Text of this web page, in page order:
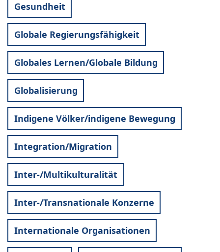
Gesundheit
Globale Regierungsfähigkeit
Globales Lernen/Globale Bildung
Globalisierung
Indigene Völker/indigene Bewegung
Integration/Migration
Inter-/Multikulturalität
Inter-/Transnationale Konzerne
Internationale Organisationen